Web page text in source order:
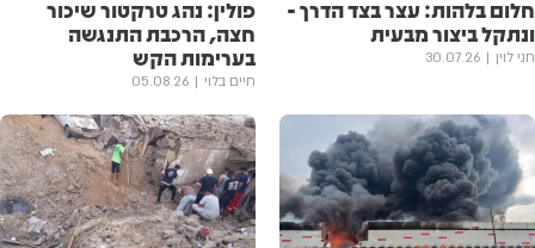
חלום בלהות: עצר בצד הדרך -
ונתקל ביצור מבעית
חני לוין 30.07.26
פולין: נהג טרקטור שיכור
חצה, הרכבת התנגשה
בערימות הקש
חיים בלוי 05.08.26